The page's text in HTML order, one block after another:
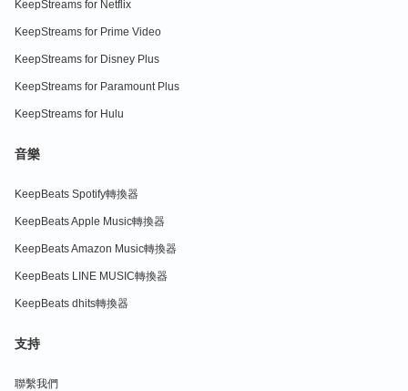
KeepStreams for Netflix
KeepStreams for Prime Video
KeepStreams for Disney Plus
KeepStreams for Paramount Plus
KeepStreams for Hulu
音樂
KeepBeats Spotify轉換器
KeepBeats Apple Music轉換器
KeepBeats Amazon Music轉換器
KeepBeats LINE MUSIC轉換器
KeepBeats dhits轉換器
支持
聯繫我們